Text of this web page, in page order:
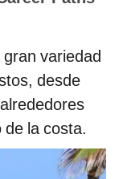
variedad
desde
de la costa.